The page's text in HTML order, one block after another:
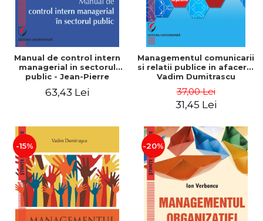
Manual de control intern
managerial in sectorul
public - Jean-Pierre
63,43 Lei
Managementul comunicarii
si relatii publice in afaceri -
Vadim Dumitrascu
37,00 Lei
31,45 Lei
-15% -20%